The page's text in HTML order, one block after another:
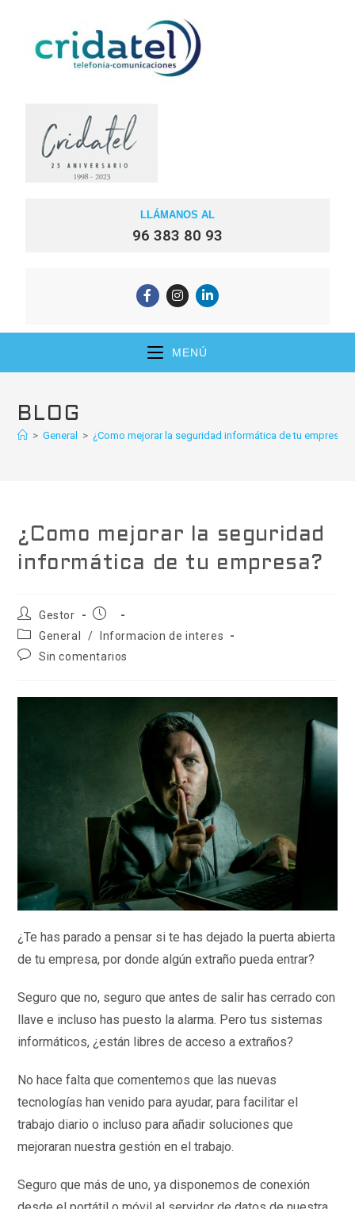
LLÁMANOS AL
96 383 80 93
MENÚ
BLOG
> General > ¿Como mejorar la seguridad informática de tu empresa?
¿Como mejorar la seguridad
informática de tu empresa?
Gestor
General
/
Informacion de interes
Sin comentarios
¿Te has parado a pensar si te has dejado la puerta abierta
de tu empresa, por donde algún extraño pueda entrar?
Seguro que no, seguro que antes de salir has cerrado con
llave e incluso has puesto la alarma. Pero tus sistemas
informáticos, ¿están libres de acceso a extraños?
No hace falta que comentemos que las nuevas
tecnologías han venido para ayudar, para facilitar el
trabajo diario o incluso para añadir soluciones que
mejoraran nuestra gestión en el trabajo.
Seguro que más de uno, ya disponemos de conexión